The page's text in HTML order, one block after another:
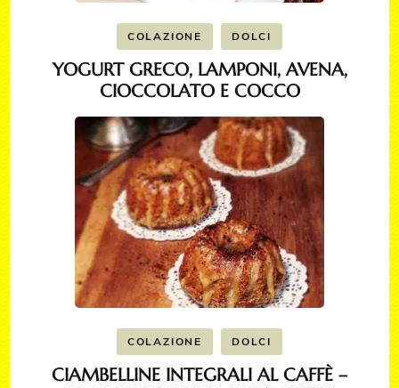
COLAZIONE DOLCI
YOGURT GRECO, LAMPONI, AVENA,
CIOCCOLATO E COCCO
COLAZIONE DOLCI
CIAMBELLINE INTEGRALI AL CAFFÈ –